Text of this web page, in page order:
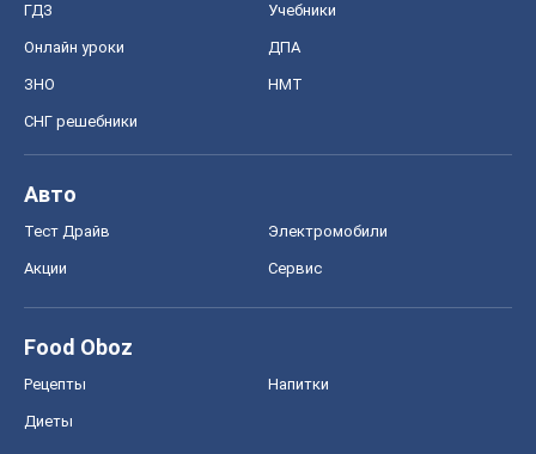
ГДЗ Учебники
Онлайн уроки ДПА
ЗНО НМТ
СНГ решебники
Авто
Тест Драйв Электромобили
Акции Сервис
Food Oboz
Рецепты Напитки
Диеты